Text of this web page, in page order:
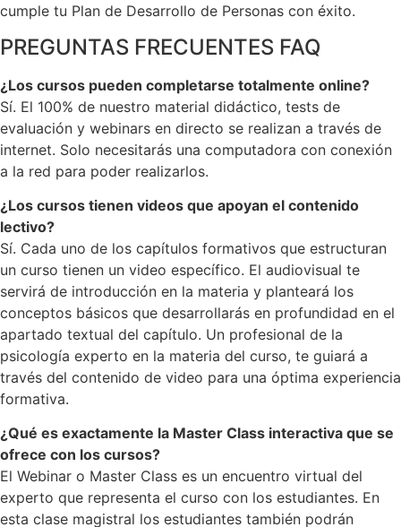
cumple tu Plan de Desarrollo de Personas con éxito.
PREGUNTAS FRECUENTES FAQ
¿Los cursos pueden completarse totalmente online?
Sí. El 100% de nuestro material didáctico, tests de
evaluación y webinars en directo se realizan a través de
internet. Solo necesitarás una computadora con conexión
a la red para poder realizarlos.
¿Los cursos tienen videos que apoyan el contenido
lectivo?
Sí. Cada uno de los capítulos formativos que estructuran
un curso tienen un video específico. El audiovisual te
servirá de introducción en la materia y planteará los
conceptos básicos que desarrollarás en profundidad en el
apartado textual del capítulo. Un profesional de la
psicología experto en la materia del curso, te guiará a
través del contenido de video para una óptima experiencia
formativa.
¿Qué es exactamente la Master Class interactiva que se
ofrece con los cursos?
El Webinar o Master Class es un encuentro virtual del
experto que representa el curso con los estudiantes. En
esta clase magistral los estudiantes también podrán